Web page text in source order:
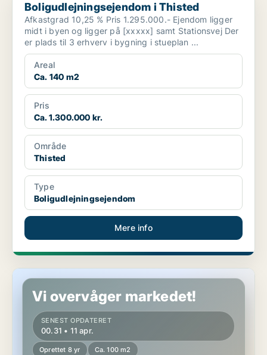
Boligudlejningsejendom i Thisted
Afkastgrad 10,25 % Pris 1.295.000.- Ejendom ligger
midt i byen og ligger på [xxxxx] samt Stationsvej Der
er plads til 3 erhverv i bygning i stueplan ...
Areal
Ca. 140 m2
Pris
Ca. 1.300.000 kr.
Område
Thisted
Type
Boligudlejningsejendom
Mere info
Butik i Hobro
Vi overvåger markedet!
SENEST OPDATERET
00.31 • 11 apr.
Oprettet 8 yr Ca. 100 m2